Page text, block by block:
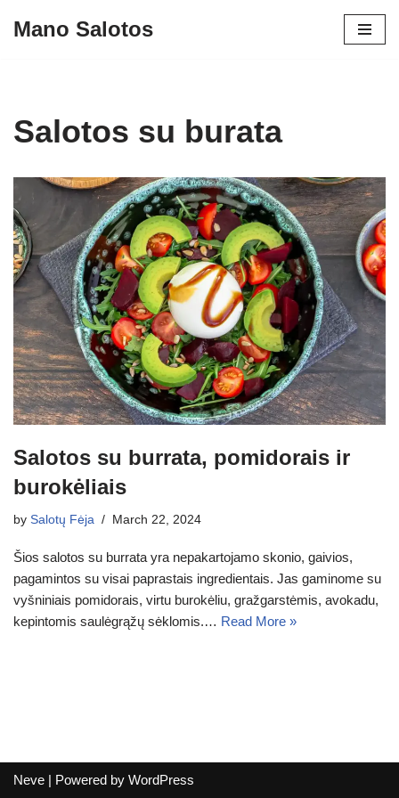
Mano Salotos
Salotos su burata
Salotos su burrata, pomidorais ir
burokėliais
by Salotų Fėja March 22, 2024
Šios salotos su burrata yra nepakartojamo skonio, gaivios,
pagamintos su visai paprastais ingredientais. Jas gaminome su
vyšniniais pomidorais, virtu burokėliu, gražgarstėmis, avokadu,
kepintomis saulėgrąžų sėklomis.… Read More »
Neve | Powered by WordPress